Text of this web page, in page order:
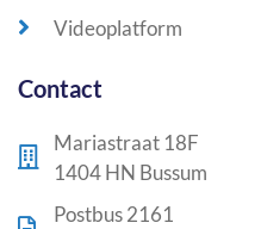
Videoplatform
Contact
Mariastraat 18F
1404 HN Bussum
Postbus 2161